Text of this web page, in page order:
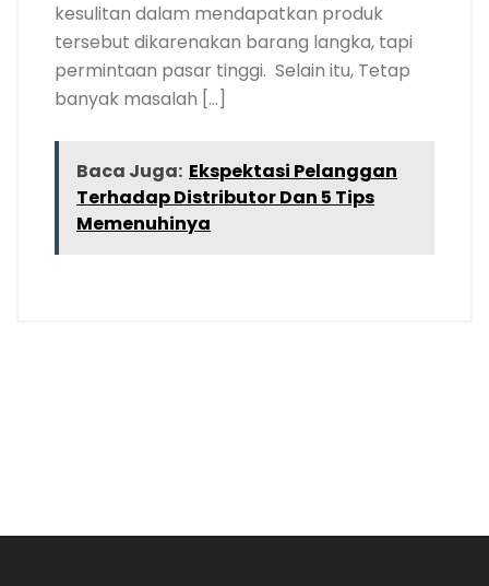
kesulitan dalam mendapatkan produk
tersebut dikarenakan barang langka, tapi
permintaan pasar tinggi. Selain itu, Tetap
banyak masalah […]
Baca Juga: Ekspektasi Pelanggan
Terhadap Distributor Dan 5 Tips
Memenuhinya